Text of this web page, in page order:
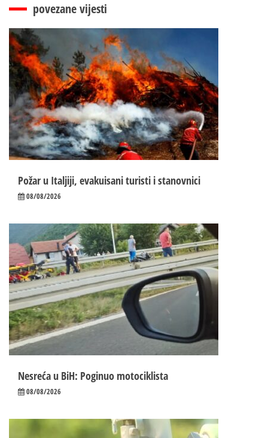
povezane vijesti
Požar u Italjiji, evakuisani turisti i stanovnici
08/08/2026
Nesreća u BiH: Poginuo motociklista
08/08/2026